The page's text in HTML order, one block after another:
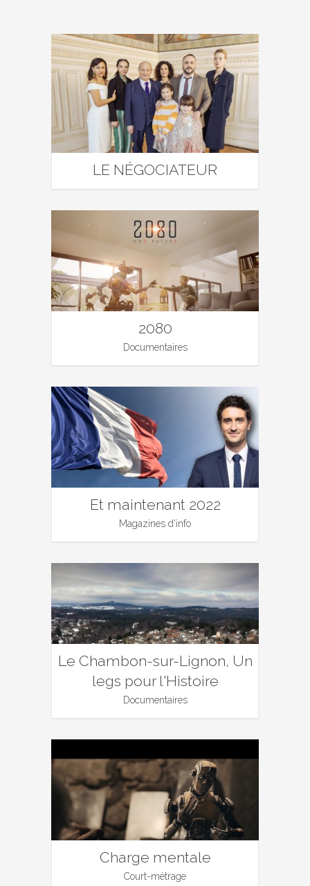
LE NÉGOCIATEUR
2080
Documentaires
Et maintenant 2022
Magazines d'info
Le Chambon-sur-Lignon, Un
legs pour l'Histoire
Documentaires
Charge mentale
Court-métrage